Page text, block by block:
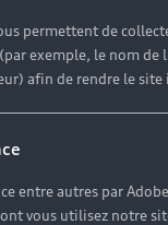
avec
mois
permettent de
exemple, le nom de
afin de rendre le site
entre autres par
vous utilisez notre